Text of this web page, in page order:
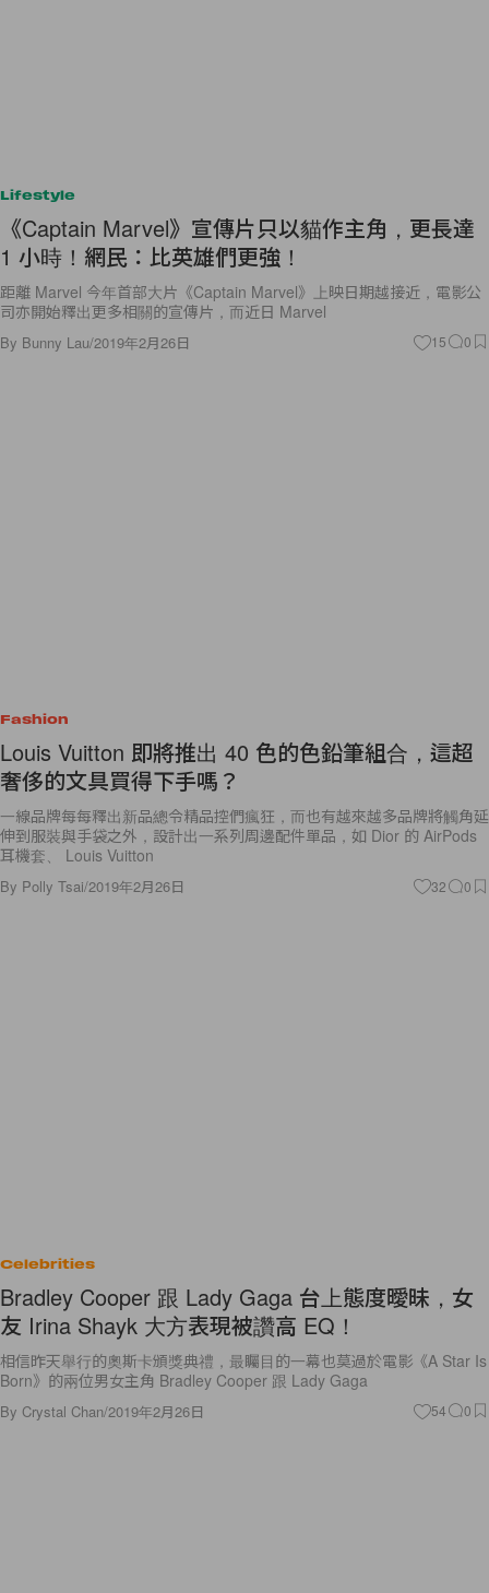
Lifestyle
《Captain Marvel》宣傳片只以貓作主角，更長達
1 小時！網民：比英雄們更強！
距離 Marvel 今年首部大片《Captain Marvel》上映日期越接近，電影公
司亦開始釋出更多相關的宣傳片，而近日 Marvel
By Bunny Lau/2019年2月26日 15 0
Fashion
Louis Vuitton 即將推出 40 色的色鉛筆組合，這超
奢侈的文具買得下手嗎？
一線品牌每每釋出新品總令精品控們瘋狂，而也有越來越多品牌將觸角延
伸到服裝與手袋之外，設計出一系列周邊配件單品，如 Dior 的 AirPods
耳機套、 Louis Vuitton
By Polly Tsai/2019年2月26日 32 0
Celebrities
Bradley Cooper 跟 Lady Gaga 台上態度曖昧，女
友 Irina Shayk 大方表現被讚高 EQ！
相信昨天舉行的奧斯卡頒獎典禮，最矚目的一幕也莫過於電影《A Star Is
Born》的兩位男女主角 Bradley Cooper 跟 Lady Gaga
By Crystal Chan/2019年2月26日 54 0